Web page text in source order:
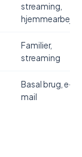
streaming,
hjemmearbejde
Familier,
streaming
Basal brug, e-
mail